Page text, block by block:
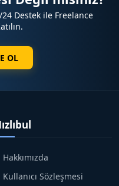
24 Destek ile Freelance
OL
Hakkımızda
Kullanıcı Sözleşmesi